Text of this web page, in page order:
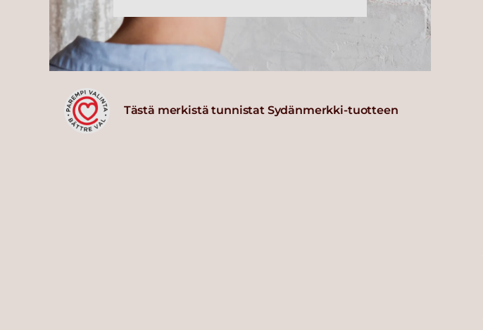
Tästä merkistä tunnistat Sydänmerkki-tuotteen